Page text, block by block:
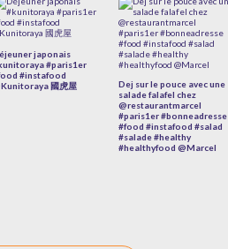
japonais
#paris1er
#instafood
國虎屋
Dej sur le pouce avec une
salade falafel chez
@restaurantmarcel
#paris1er #bonneadresse
#food #instafood #salad
#salade #healthy
#healthyfood @Marcel